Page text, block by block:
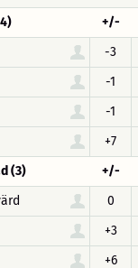
+/-
-3
-1
-1
+7
(3)
+/-
0
+3
+6